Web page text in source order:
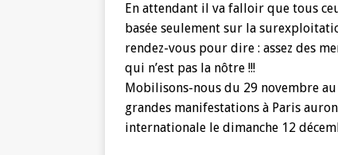
En attendant il va falloir que tous
basée seulement sur la
rendez-vous pour dire : assez des
qui n’est pas la nôtre !!!
Mobilisons-nous du 29 novembre au
grandes manifestations à Paris
internationale le dimanche 12